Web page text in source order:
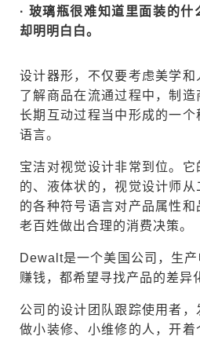
· 玻璃瓶很难知道里面装的
却明明白白。
设计器形，不仅要考虑美学
了解商品在流通过程中，制
长期互动过程当中形成的一
语言。
宝洁对视觉设计非常到位。
的、液体状的，视觉设计师
的各种符号语言对产品属性
老百姓做出合理的消费决策。
Dewalt是一个美国公司，生
赚钱，都希望寻找产品的差异
公司的设计团队跟踪使用者
做小装修、小维修的人，开